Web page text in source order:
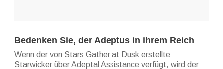
Bedenken Sie, der Adeptus in ihrem Reich
Wenn der von Stars Gather at Dusk erstellte
Starwicker über Adeptal Assistance verfügt, wird der